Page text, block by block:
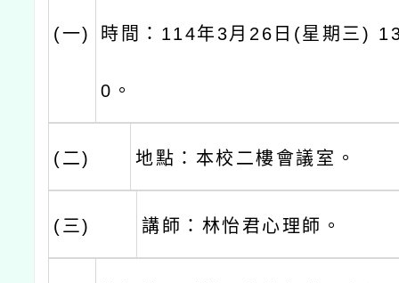
(一) 時間：114年3月26日(星期三)
0。
(二) 地點：本校二樓會議室。
(三) 講師：林怡君心理師。